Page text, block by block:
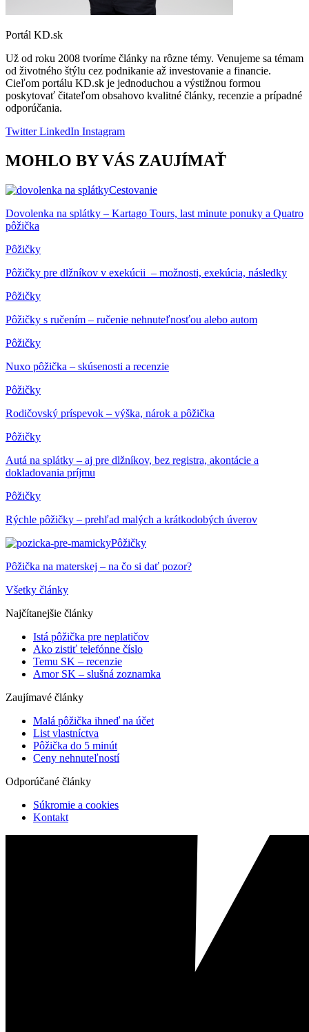
Portál KD.sk
Už od roku 2008 tvoríme články na rôzne témy. Venujeme sa témam
od životného štýlu cez podnikanie až investovanie a financie.
Cieľom portálu KD.sk je jednoduchou a výstižnou formou
poskytovať čitateľom obsahovo kvalitné články, recenzie a prípadné
odporúčania.
TwitterLinkedIn Instagram
MOHLO BY VÁS ZAUJÍMAŤ
Cestovanie
Dovolenka na splátky – Kartago Tours, last minute ponuky a Quatro
pôžička
Pôžičky
Pôžičky pre dlžníkov v exekúcii – možnosti, exekúcia, následky
Pôžičky
Pôžičky s ručením – ručenie nehnuteľnosťou alebo autom
Pôžičky
Nuxo pôžička – skúsenosti a recenzie
Pôžičky
Rodičovský príspevok – výška, nárok a pôžička
Pôžičky
Autá na splátky – aj pre dlžníkov, bez registra, akontácie a
dokladovania príjmu
Pôžičky
Rýchle pôžičky – prehľad malých a krátkodobých úverov
Pôžičky
Pôžička na materskej – na čo si dať pozor?
Všetky články
Najčítanejšie články
Istá pôžička pre neplatičov
Ako zistiť telefónne číslo
Temu SK – recenzie
Amor SK – slušná zoznamka
Zaujímavé články
Malá pôžička ihneď na účet
List vlastníctva
Pôžička do 5 minút
Ceny nehnuteľností
Odporúčané články
Súkromie a cookies
Kontakt